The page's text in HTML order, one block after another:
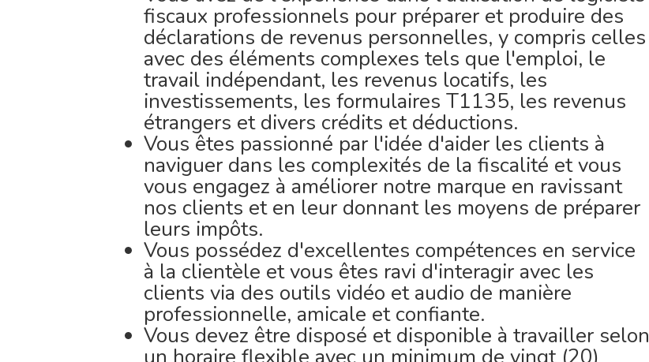
fiscaux professionnels pour préparer et produire des
déclarations de revenus personnelles, y compris celles
avec des éléments complexes tels que l'emploi, le
travail indépendant, les revenus locatifs, les
investissements, les formulaires T1135, les revenus
étrangers et divers crédits et déductions.
Vous êtes passionné par l'idée d'aider les clients à
naviguer dans les complexités de la fiscalité et vous
vous engagez à améliorer notre marque en ravissant
nos clients et en leur donnant les moyens de préparer
leurs impôts.
Vous possédez d'excellentes compétences en service
à la clientèle et vous êtes ravi d'interagir avec les
clients via des outils vidéo et audio de manière
professionnelle, amicale et confiante.
Vous devez être disposé et disponible à travailler selon